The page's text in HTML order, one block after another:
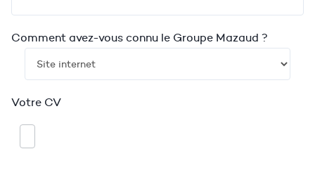
Comment avez-vous connu le Groupe Mazaud ?
Votre CV